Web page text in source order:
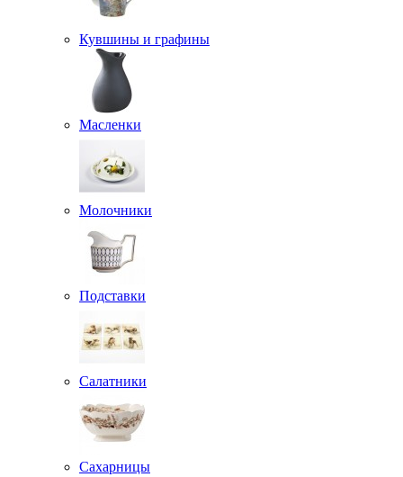
Кувшины и графины
Масленки
Молочники
Подставки
Салатники
Сахарницы